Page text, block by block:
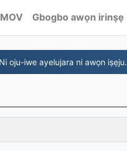
MOV Gbogbo awọn irinṣẹ
oju-iwe ayelujara ni awọn iṣẹju.